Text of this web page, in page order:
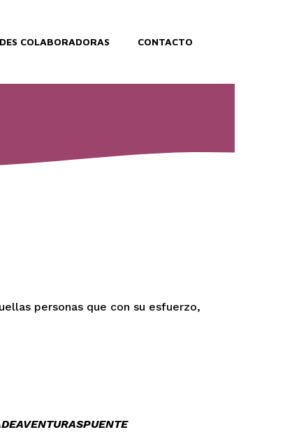
COLABORADORAS CONTACTO
personas que con su esfuerzo,